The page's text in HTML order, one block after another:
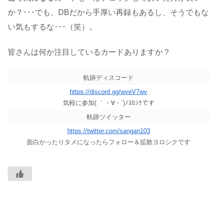
か？･･･でも、DBだから手厚い再録もあるし、そうでもな
い気もするな･･･（笑）。
皆さんは何か注目しているカードありますか？
軌跡ディスコード
https://discord.gg/wveV7wv
気軽に参加( ｀・∀・´)ﾉﾖﾛｼｸです
軌跡ツイッター
https://twitter.com/sangan103
面白かったりタメになったらフォロー＆拡散ヨロシクです